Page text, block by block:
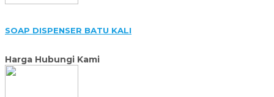
SOAP DISPENSER BATU KALI
Harga Hubungi Kami